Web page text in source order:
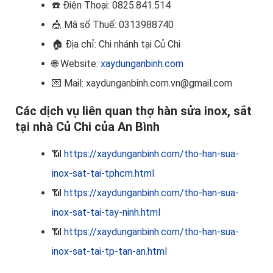
☎️ Điện Thoại: 0825.841.514
🎪 Mã số Thuế: 0313988740
🏠 Địa chỉ: Chi nhánh tại Củ Chi
🌐 Website: xaydunganbinh.com
💌 Mail: xaydunganbinh.com.vn@gmail.com
Các dịch vụ liên quan thợ hàn sửa inox, sắt
tại nhà Củ Chi của An Bình
📶 https://xaydunganbinh.com/tho-han-sua-
inox-sat-tai-tphcm.html
📶 https://xaydunganbinh.com/tho-han-sua-
inox-sat-tai-tay-ninh.html
📶 https://xaydunganbinh.com/tho-han-sua-
inox-sat-tai-tp-tan-an.html